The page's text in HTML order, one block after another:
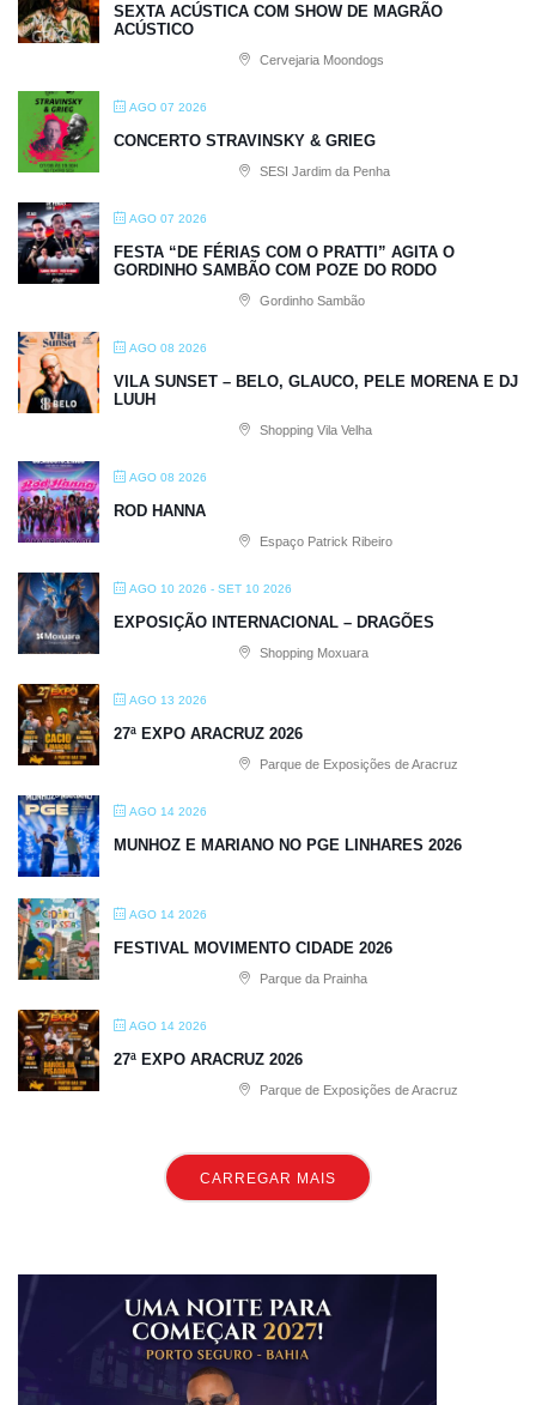
SEXTA ACÚSTICA COM SHOW DE MAGRÃO
ACÚSTICO
Cervejaria Moondogs
AGO 07 2026
CONCERTO STRAVINSKY & GRIEG
SESI Jardim da Penha
AGO 07 2026
FESTA “DE FÉRIAS COM O PRATTI” AGITA O
GORDINHO SAMBÃO COM POZE DO RODO
Gordinho Sambão
AGO 08 2026
VILA SUNSET – BELO, GLAUCO, PELE MORENA E DJ
LUUH
Shopping Vila Velha
AGO 08 2026
ROD HANNA
Espaço Patrick Ribeiro
AGO 10 2026 - SET 10 2026
EXPOSIÇÃO INTERNACIONAL – DRAGÕES
Shopping Moxuara
AGO 13 2026
27ª EXPO ARACRUZ 2026
Parque de Exposições de Aracruz
AGO 14 2026
MUNHOZ E MARIANO NO PGE LINHARES 2026
AGO 14 2026
FESTIVAL MOVIMENTO CIDADE 2026
Parque da Prainha
AGO 14 2026
27ª EXPO ARACRUZ 2026
Parque de Exposições de Aracruz
CARREGAR MAIS